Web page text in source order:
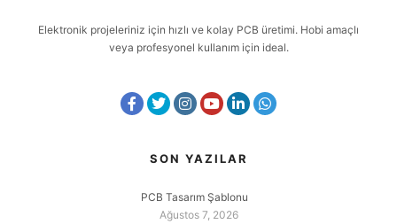
Elektronik projeleriniz için hızlı ve kolay PCB üretimi. Hobi amaçlı
veya profesyonel kullanım için ideal.
SON YAZILAR
PCB Tasarım Şablonu
Ağustos 7, 2026